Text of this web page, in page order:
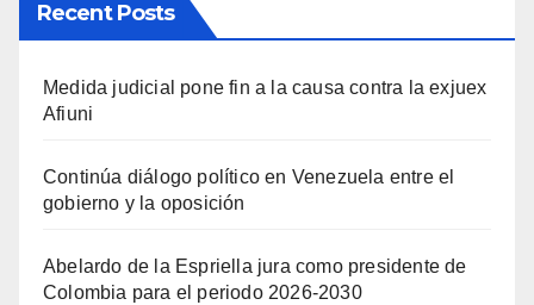
Recent Posts
Medida judicial pone fin a la causa contra la exjuex
Afiuni
Continúa diálogo político en Venezuela entre el
gobierno y la oposición
Abelardo de la Espriella jura como presidente de
Colombia para el periodo 2026-2030